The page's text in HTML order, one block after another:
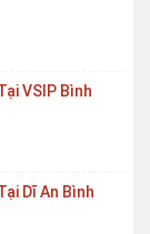
VSIP Bình
Dĩ An Bình